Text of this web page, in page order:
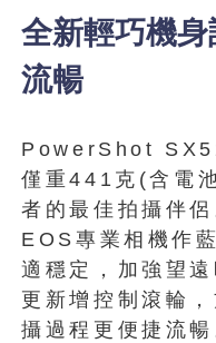
全新輕巧機
流暢
PowerShot
僅重441克(含電
者的最佳拍攝伴
EOS專業相機作
適穩定，加強望
更新增控制滾輪
攝過程更便捷流暢